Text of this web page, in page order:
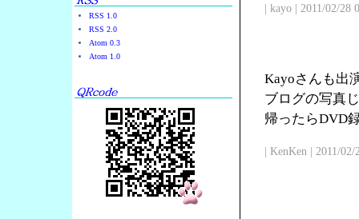
RSS 1.0
RSS 2.0
Atom 0.3
Atom 1.0
| kayo | 2011/02/28
Kayoさんも出
ブログの写真
帰ったらDVD
| KenKen | 2011/